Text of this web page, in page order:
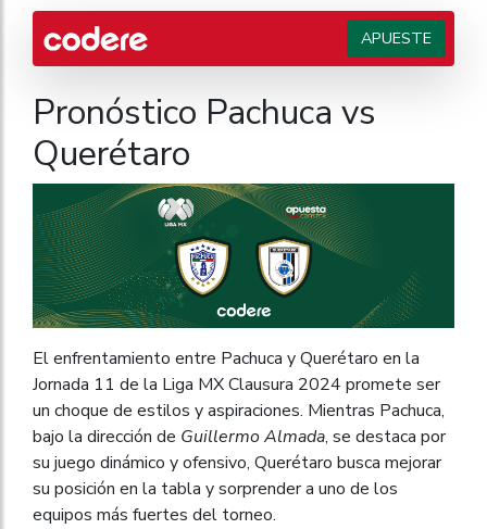
APUESTE
Pronóstico Pachuca vs
Querétaro
El enfrentamiento entre Pachuca y Querétaro en la
Jornada 11 de la Liga MX Clausura 2024 promete ser
un choque de estilos y aspiraciones. Mientras Pachuca,
bajo la dirección de Guillermo Almada, se destaca por
su juego dinámico y ofensivo, Querétaro busca mejorar
su posición en la tabla y sorprender a uno de los
equipos más fuertes del torneo.